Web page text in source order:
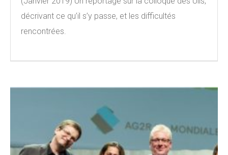
décrivant ce qu’il s’y passe, et les difficultés
rencontrées.